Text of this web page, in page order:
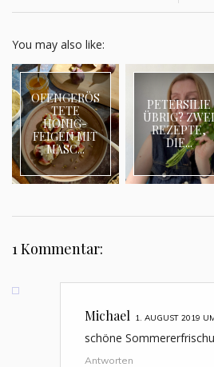
You may also like:
OFENGERÖS
TETE
HONIG-
FEIGEN MIT
MASC...
PETERSILIE
ÜBRIG? ZWEI
REZEPTE,
DIE...
1 Kommentar:
Michael 1. AUGUST 2019
schöne
Antworten